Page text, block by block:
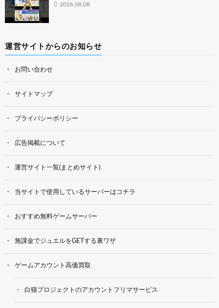
2026.08.08
運営サイトからのお知らせ
お問い合わせ
サイトマップ
プライバシーポリシー
広告掲載について
運営サイト一覧(まとめサイト)
当サイトで使用しているサーバーはコチラ
おすすめ無料ゲームサーバー
無課金でジュエルをGETする裏ワザ
ゲームアカウント高価買取
白猫プロジェクトのアカウントフリマサービス